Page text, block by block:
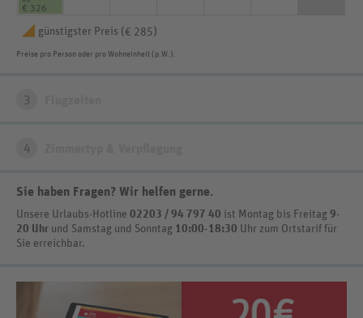
€ 326
günstigster Preis (€ 285)
Preise pro Person oder pro Wohneinheit (p.W.).
3
4
Sie haben Fragen? Wir helfen gerne.
Unsere Urlaubs-Hotline 02203 / 94 797 40 ist Montag bis Freitag 9-
20 Uhr und Samstag und Sonntag 10:00-18:30 Uhr zum Ortstarif für
Sie erreichbar.